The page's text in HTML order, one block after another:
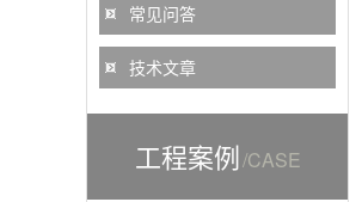
常见问答
技术文章
工程案例/CASE